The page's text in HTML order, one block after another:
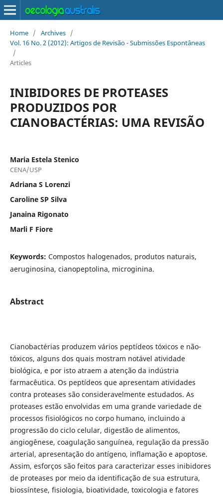
Home / Archives /
Vol. 16 No. 2 (2012): Artigos de Revisão - Submissões Espontâneas
/
Articles
INIBIDORES DE PROTEASES
PRODUZIDOS POR
CIANOBACTÉRIAS: UMA REVISÃO
Maria Estela Stenico
CENA/USP
Adriana S Lorenzi
Caroline SP Silva
Janaina Rigonato
Marli F Fiore
Keywords: Compostos halogenados, produtos naturais,
aeruginosina, cianopeptolina, microginina.
Abstract
Cianobactérias produzem vários peptídeos tóxicos e não-
tóxicos, alguns dos quais mostram notável atividade
biológica, e por isto atraem a atenção da indústria
farmacêutica. Os peptídeos que apresentam atividades
contra proteases são consideravelmente estudados. As
proteases estão envolvidas em uma grande variedade de
processos fisiológicos no corpo humano, incluindo a
progressão do ciclo celular, digestão de alimentos,
angiogênese, coagulação sanguínea, regulação da pressão
arterial, apresentação do antígeno, inflamação e apoptose.
Assim, esforços são feitos para caracterizar esses inibidores
de proteases por meio da identificação de sua estrutura,
biossíntese, fisiologia, bioatividade, toxicologia e fatores